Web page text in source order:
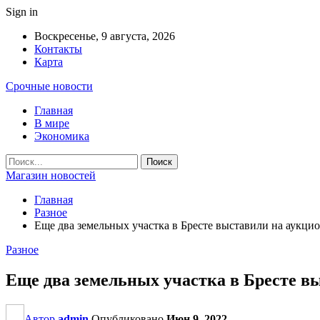
Sign in
Воскресенье, 9 августа, 2026
Контакты
Карта
Срочные новости
Главная
В мире
Экономика
Магазин новостей
Главная
Разное
Еще два земельных участка в Бресте выставили на
Разное
Еще два земельных участка в Бресте